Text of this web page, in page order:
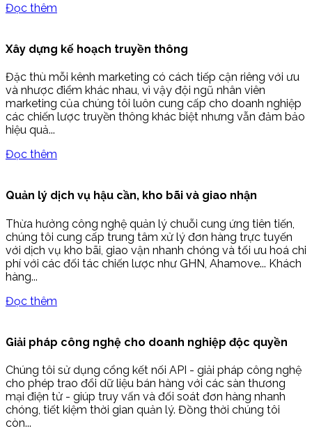
Đọc thêm
Xây dựng kế hoạch truyền thông
Đặc thù mỗi kênh marketing có cách tiếp cận riêng với ưu
và nhược điểm khác nhau, vì vậy đội ngũ nhân viên
marketing của chúng tôi luôn cung cấp cho doanh nghiệp
các chiến lược truyền thông khác biệt nhưng vẫn đảm bảo
hiệu quả...
Đọc thêm
Quản lý dịch vụ hậu cần, kho bãi và giao nhận
Thừa hưởng công nghệ quản lý chuỗi cung ứng tiên tiến,
chúng tôi cung cấp trung tâm xử lý đơn hàng trực tuyến
với dịch vụ kho bãi, giao vận nhanh chóng và tối ưu hoá chi
phí với các đối tác chiến lược như GHN, Ahamove... Khách
hàng...
Đọc thêm
Giải pháp công nghệ cho doanh nghiệp độc quyền
Chúng tôi sử dụng cổng kết nối API - giải pháp công nghệ
cho phép trao đổi dữ liệu bán hàng với các sàn thương
mại điện tử - giúp truy vấn và đối soát đơn hàng nhanh
chóng, tiết kiệm thời gian quản lý. Đồng thời chúng tôi
còn...